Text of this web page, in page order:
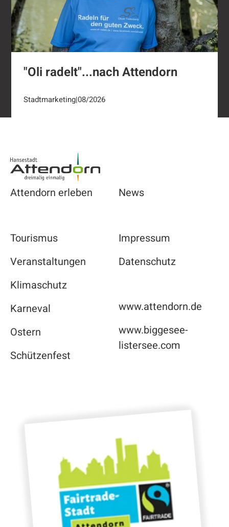
"Oli radelt"...nach Attendorn
Stadtmarketing|08/2026
Attendorn erleben
Tourismus
Veranstaltungen
Klimaschutz
Karneval
Ostern
Schützenfest
News
Impressum
Datenschutz
www.attendorn.de
www.biggesee-
listersee.com